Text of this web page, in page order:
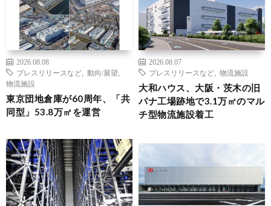
2026.08.08
プレスリリースなど
動向/展望
物流施設
東京団地倉庫が60周年、「共
同型」53.8万㎡を運営
2026.08.07
プレスリリースなど
物流施設
大和ハウス、大阪・茨木の旧
パナ工場跡地で3.1万㎡のマル
チ型物流施設着工